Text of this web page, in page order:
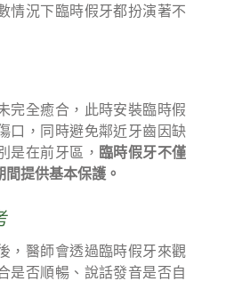
情況下臨時假牙都扮演著不
完全癒合，此時安裝臨時假
口，同時避免鄰近牙齒因缺
是在前牙區， 臨時假牙不僅
提供基本保護。
，醫師會透過臨時假牙來觀
是否順暢、說話發音是否自